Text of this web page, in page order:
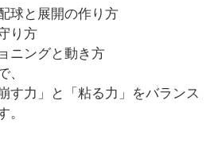
球と展開の作り方
り方
ニングと動き方
、
す力」と「粘る力」をバランス
。